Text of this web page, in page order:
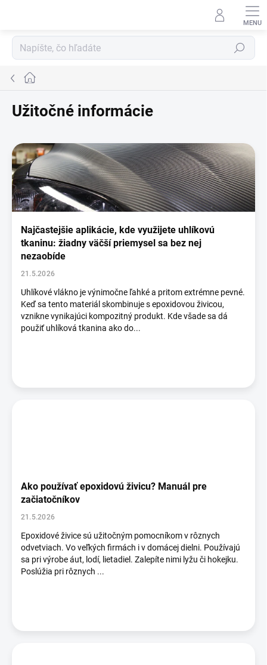
Hľadať
Domov
Užitočné informácie
ý
p
i
s
č
Najčastejšie aplikácie, kde využijete uhlíkovú
tkaninu: žiadny väčší priemysel sa bez nej
nezaobíde
21.5.2026
Uhlíkové vlákno je výnimočne ľahké a pritom extrémne pevné.
Keď sa tento materiál skombinuje s epoxidovou živicou,
vznikne vynikajúci kompozitný produkt. Kde všade sa dá
použiť uhlíková tkanina ako do...
Ako používať epoxidovú živicu? Manuál pre
začiatočníkov
21.5.2026
Epoxidové živice sú užitočným pomocníkom v rôznych
odvetviach. Vo veľkých firmách i v domácej dielni. Používajú
sa pri výrobe áut, lodí, lietadiel. Zalepíte nimi lyžu či hokejku.
Poslúžia pri rôznych ...